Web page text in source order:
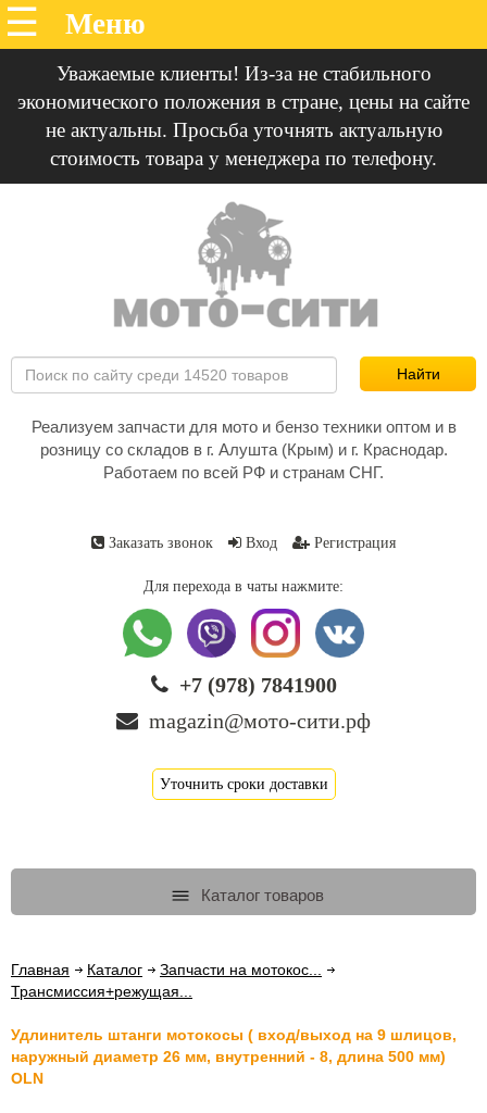
Уважаемые клиенты! Из-за не стабильного
экономического положения в стране, цены на сайте
не актуальны. Просьба уточнять актуальную
стоимость товара у менеджера по телефону.
Реализуем запчасти для мото и бензо техники оптом и в
розницу со складов в г. Алушта (Крым) и г. Краснодар.
Работаем по всей РФ и странам СНГ.
Заказать звонок Вход Регистрация
Для перехода в чаты нажмите:
+7 (978) 7841900
magazin@мото-сити.рф
Уточнить сроки доставки
Каталог товаров
Главная Каталог
Запчасти на мотокос...
Трансмиссия+режущая...
Удлинитель штанги мотокосы ( вход/выход на 9 шлицов,
наружный диаметр 26 мм, внутренний - 8, длина 500 мм)
OLN